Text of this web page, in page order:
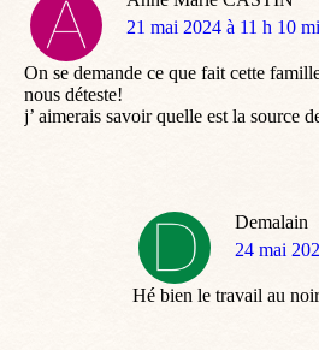
dit
21 mai 2024 à 11 h 10
On se demande ce que fait cette
nous déteste!
j’ aimerais savoir quelle est la source
Demalain
dit
24 mai
Hé bien le travail au